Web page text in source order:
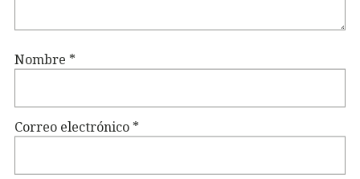
Nombre *
Correo electrónico *